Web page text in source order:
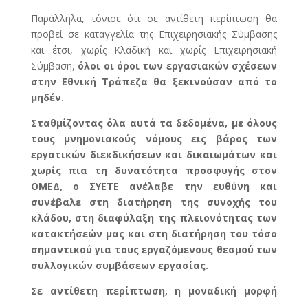
Παράλληλα, τόνισε ότι σε αντίθετη περίπτωση θα
προβεί σε καταγγελία της Επιχειρησιακής Σύμβασης
και έτσι, χωρίς Κλαδική και χωρίς Επιχειρησιακή
Σύμβαση, όλοι οι όροι των εργασιακών σχέσεων
στην Εθνική Τράπεζα θα ξεκινούσαν από το
μηδέν.
Σταθμίζοντας όλα αυτά τα δεδομένα, με όλους
τους μνημονιακούς νόμους εις βάρος των
εργατικών διεκδικήσεων και δικαιωμάτων και
χωρίς πια τη δυνατότητα προσφυγής στον
ΟΜΕΔ, ο ΣΥΕΤΕ ανέλαβε την ευθύνη και
συνέβαλε στη διατήρηση της συνοχής του
κλάδου, στη διαφύλαξη της πλειονότητας των
κατακτήσεών μας και στη διατήρηση του τόσο
σημαντικού για τους εργαζόμενους θεσμού των
συλλογικών συμβάσεων εργασίας.
Σε αντίθετη περίπτωση, η μοναδική μορφή